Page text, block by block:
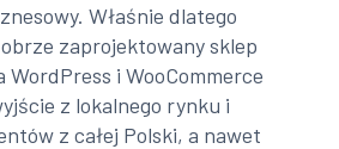
Właśnie dlatego
zaprojektowany sklep
i WooCommerce
z lokalnego rynku i
z całej Polski, a nawet